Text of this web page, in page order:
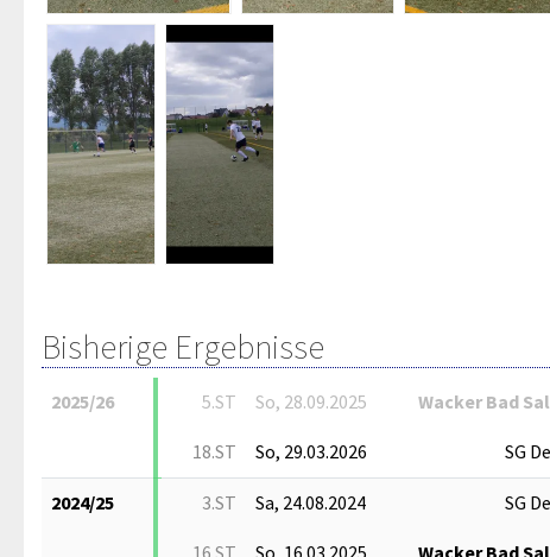
Bisherige Ergebnisse
2025/26 5.ST So, 28.09.2025 Wacker Bad
18.ST So, 29.03.2026 SG
2024/25 3.ST Sa, 24.08.2024 SG
16.ST So, 16.03.2025 Wacker Bad